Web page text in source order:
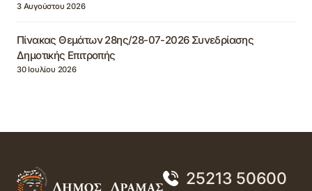
3 Αυγούστου 2026
Πίνακας Θεμάτων 28ης/28-07-2026 Συνεδρίασης
Δημοτικής Επιτροπής
30 Ιουλίου 2026
25213 50600